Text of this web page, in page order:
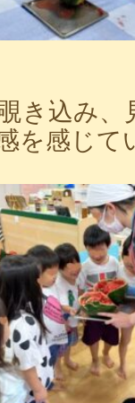
き込み、
を感じて